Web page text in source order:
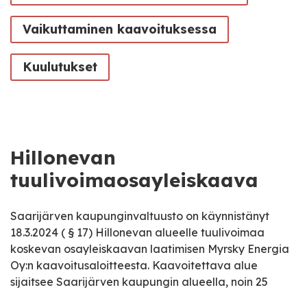
Vaikuttaminen kaavoituksessa
Kuulutukset
Hillonevan
tuulivoimaosayleiskaava
Saarijärven kaupunginvaltuusto on käynnistänyt
18.3.2024 ( § 17) Hillonevan alueelle tuulivoimaa
koskevan osayleiskaavan laatimisen Myrsky Energia
Oy:n kaavoitusaloitteesta. Kaavoitettava alue
sijaitsee Saarijärven kaupungin alueella, noin 25